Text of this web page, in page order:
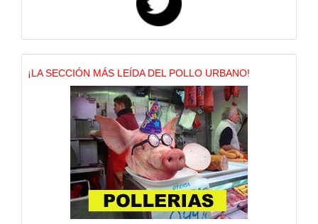
¡LA SECCIÓN MÁS LEÍDA DEL POLLO URBANO!